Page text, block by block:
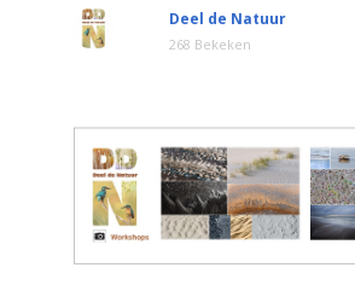
Deel de Natuur
268 Bekeken